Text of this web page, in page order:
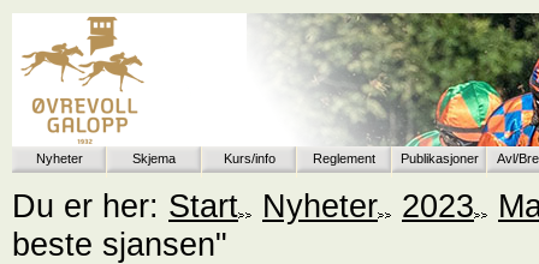
Nyheter Skjema Kurs/info Reglement Publikasjoner Avl/
Du er her: Start Nyheter 2023
beste sjansen"